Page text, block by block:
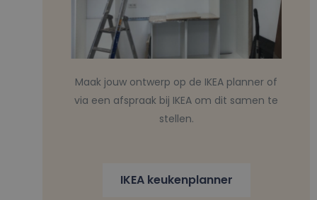
Maak jouw ontwerp op de IKEA planner of
via een afspraak bij IKEA om dit samen te
stellen.
IKEA keukenplanner